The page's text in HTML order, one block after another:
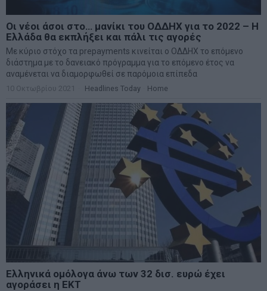
Οι νέοι άσοι στο… μανίκι του ΟΔΔΗΧ για το 2022 – Η
Ελλάδα θα εκπλήξει και πάλι τις αγορές
Με κύριο στόχο τα prepayments κινείται ο ΟΔΔΗΧ το επόμενο
διάστημα με το δανειακό πρόγραμμα για το επόμενο έτος να
αναμένεται να διαμορφωθεί σε παρόμοια επίπεδα
10 Οκτωβρίου 2021 Headlines Today Home
Ελληνικά ομόλογα άνω των 32 δισ. ευρώ έχει
αγοράσει η ΕΚΤ